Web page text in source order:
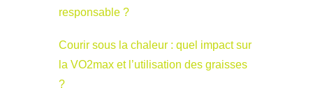
responsable ?
Courir sous la chaleur : quel impact sur
la VO2max et l’utilisation des graisses
?